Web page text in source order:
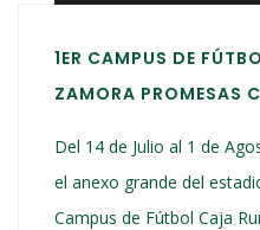
1ER CAMPUS DE
ZAMORA PROMESAS
Del 14 de Julio al 1 de
el anexo grande del
Campus de Fútbol Caja